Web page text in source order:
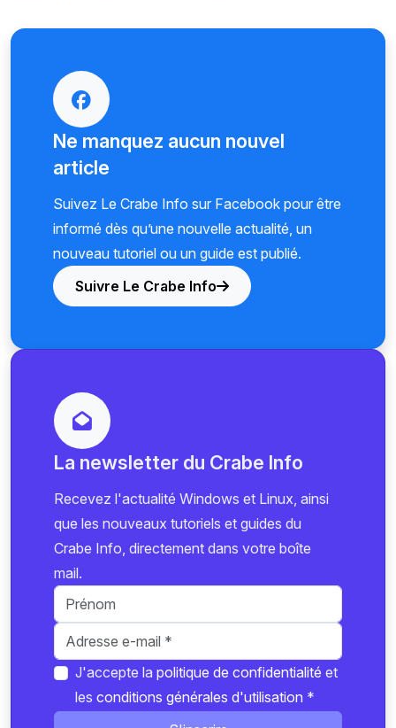
Ne manquez aucun nouvel
article
Suivez Le Crabe Info sur Facebook pour être
informé dès qu’une nouvelle actualité, un
nouveau tutoriel ou un guide est publié.
Suivre Le Crabe Info
La newsletter du Crabe Info
Recevez l'actualité Windows et Linux, ainsi
que les nouveaux tutoriels et guides du
Crabe Info, directement dans votre boîte
mail.
J'accepte la politique de confidentialité et
les conditions générales d'utilisation *